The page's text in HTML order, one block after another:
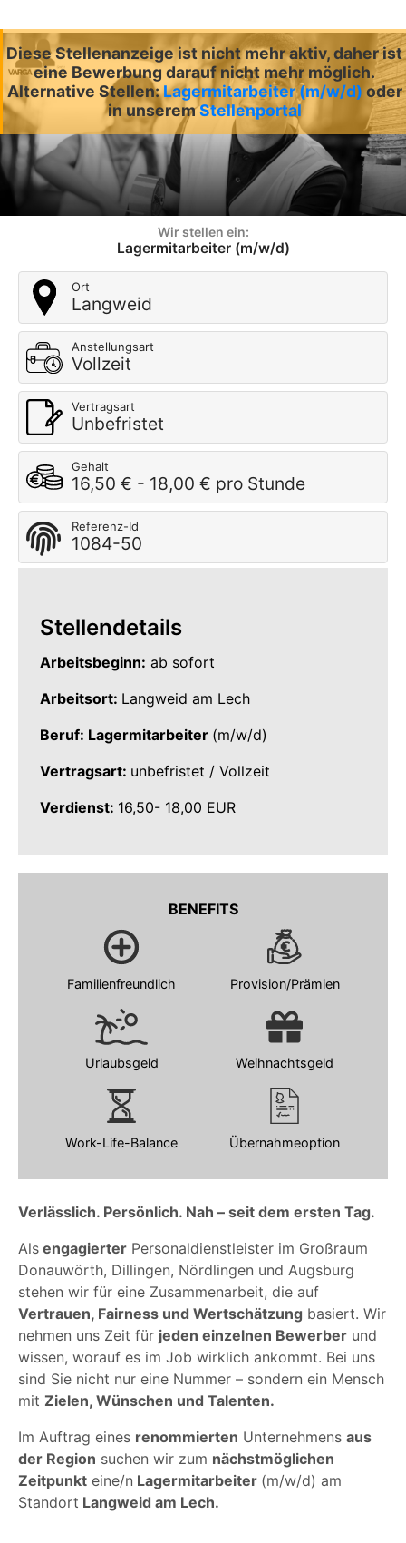
Diese Stellenanzeige ist nicht mehr aktiv, daher ist
eine Bewerbung darauf nicht mehr möglich.
Alternative Stellen:Lagermitarbeiter (m/w/d) oder
in unseremStellenportal
Wir stellen ein:
Lagermitarbeiter (m/w/d)
Ort
Langweid
Anstellungsart
Vollzeit
Vertragsart
Unbefristet
Gehalt
16,50 € - 18,00 € pro Stunde
Referenz-Id
1084-50
Verlässlich. Persönlich. Nah – seit dem ersten Tag.
Als engagierter Personaldienstleister im Großraum
Donauwörth, Dillingen, Nördlingen und Augsburg
stehen wir für eine Zusammenarbeit, die auf
Vertrauen, Fairness und Wertschätzung basiert. Wir
nehmen uns Zeit für jeden einzelnen Bewerber und
wissen, worauf es im Job wirklich ankommt. Bei uns
sind Sie nicht nur eine Nummer – sondern ein Mensch
mit Zielen, Wünschen und Talenten.
Im Auftrag eines renommierten Unternehmens aus
der Region suchen wir zum nächstmöglichen
Zeitpunkt eine/n Lagermitarbeiter (m/w/d) am
Standort Langweid am Lech.
Stellendetails
Arbeitsbeginn: ab sofort
Arbeitsort: Langweid am Lech
Beruf: Lagermitarbeiter (m/w/d)
Vertragsart: unbefristet / Vollzeit
Verdienst: 16,50- 18,00 EUR
BENEFITS
Familienfreundlich Provision/Prämien
Urlaubsgeld Weihnachtsgeld
Work-Life-Balance Übernahmeoption